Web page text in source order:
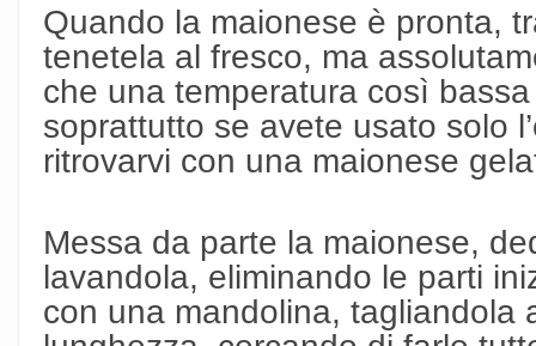
Quando la maionese è pronta,
tenetela al fresco, ma
che una temperatura così
soprattutto se avete usato solo
ritrovarvi con una maionese
Messa da parte la maionese,
lavandola, eliminando le parti
con una mandolina, tagliandola